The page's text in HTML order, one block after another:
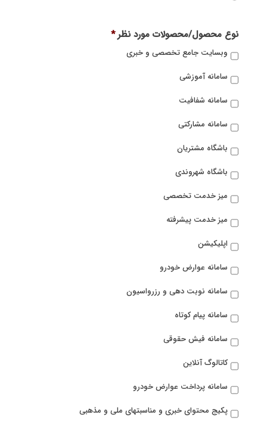
نوع محصول/محصولات مورد نظر *
وبسایت جامع تخصصی و خبری
سامانه آموزشی
سامانه شفافیت
سامانه مشارکتی
باشگاه مشتریان
باشگاه شهروندی
میز خدمت تخصصی
میز خدمت پیشرفته
اپلیکیشن
سامانه عوارض خودرو
سامانه نوبت دهی و رزرواسیون
سامانه پیام کوتاه
سامانه فیش حقوقی
کاتالوگ آنلاین
سامانه پرداخت عوارض خودرو
پکیج محتوای خبری و مناسبتهای ملی و مذهبی